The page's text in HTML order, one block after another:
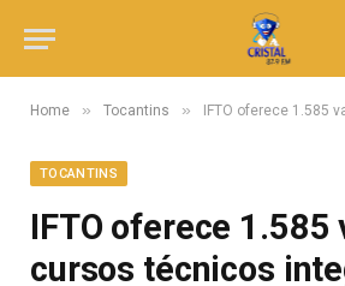
Home » Tocantins » IFTO oferece 1.585 vagas em cursos
TOCANTINS
IFTO oferece 1.585
cursos técnicos